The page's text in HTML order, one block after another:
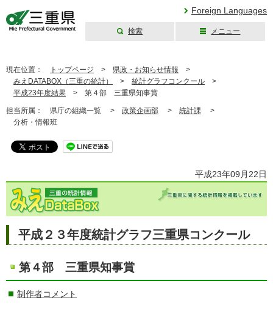
Foreign Languages
検索 メニュー
現在位置： トップページ > 県政・お知らせ情報 >
みえDATABOX（三重の統計）
> 統計グラフコンクール >
平成23年度結果 > 第４部 三重県知事賞
担当所属： 県庁の組織一覧 > 政策企画部 > 統計課 >
分析・情報班
平成23年09月22日
平成２３年度統計グラフ三重県コンクール
第４部 三重県知事賞
制作者コメント